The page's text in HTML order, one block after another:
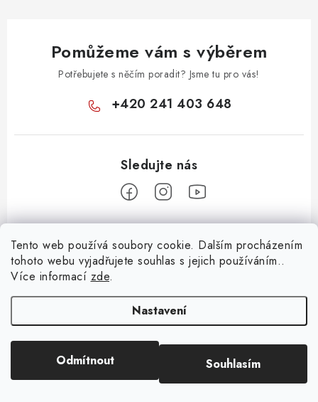
Tento web používá soubory cookie. Dalším procházením
tohoto webu vyjadřujete souhlas s jejich používáním..
Více informací zde.
Nastavení
Odmítnout Souhlasím
Pomůžeme vám s výběrem
Potřebujete s něčím poradit? Jsme tu pro vás!
+420 241 403 648
Z
Informace pro vás
KONTAKTY
BLOG
Vytvořil Shoptet
Copyright 2026Huml Music . Všechna práva vyhrazena.